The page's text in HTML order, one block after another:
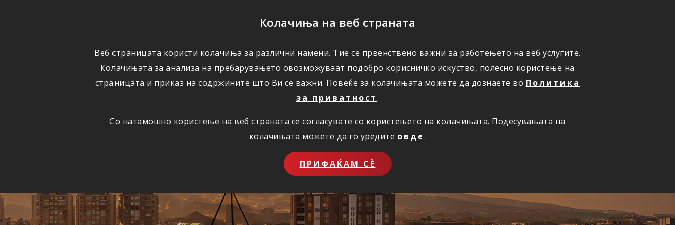
Колачиња на веб страната
Веб страницата користи колачиња за различни намени. Тие се првенствено важни за работењето на веб услугите.
Колачињата за анализа на пребарувањето овозможуваат подобро корисничко искуство, полесно користење на
страницата и приказ на содржините што Ви се важни. Повеќе за колачињата можете да дознаете во Политика
за приватност.
Со натамошно користење на веб страната се согласувате со користењето на колачињата. Подесувањата на
колачињата можете да го уредите овде.
ПРИФАЌАМ СЀ
ОСИГУРУВАЊЕ ШТЕТИ ПОВОЛНОСТИ КОРИСНО ЗА НАС ОНЛАЈН ПРИЈАВИ ШТЕТА
Едноставно преку интернет
АВТОМОБИЛСКА